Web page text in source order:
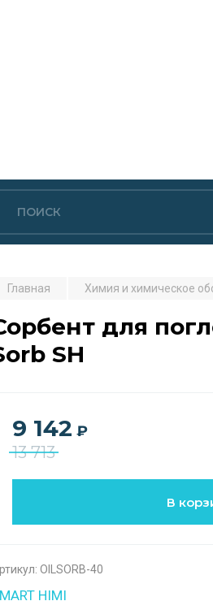
Главная Химия и химическое
для
SH
9 142 ₽
13 713
В
OILSORB-40
HIMI